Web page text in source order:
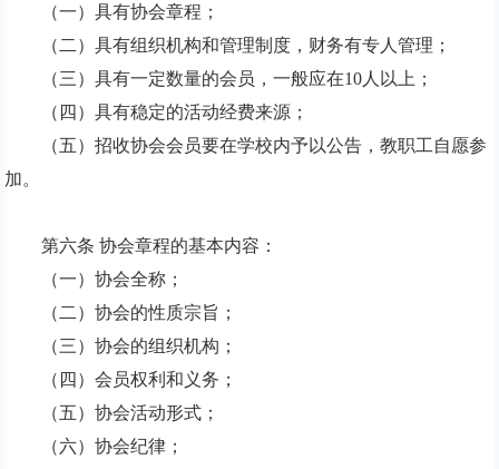
（一）具有协会章程；
（二）具有组织机构和管理制度，财务有专人管理；
（三）具有一定数量的会员，一般应在10人以上；
（四）具有稳定的活动经费来源；
（五）招收协会会员要在学校内予以公告，教职工自愿参
加。
第六条 协会章程的基本内容：
（一）协会全称；
（二）协会的性质宗旨；
（三）协会的组织机构；
（四）会员权利和义务；
（五）协会活动形式；
（六）协会纪律；